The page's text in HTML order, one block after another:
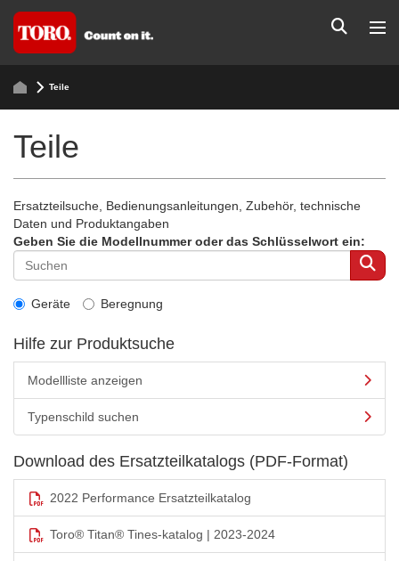
Teile
Teile
Ersatzteilsuche, Bedienungsanleitungen, Zubehör, technische
Daten und Produktangaben
Geben Sie die Modellnummer oder das Schlüsselwort ein:
Geräte Beregnung
Hilfe zur Produktsuche
Modellliste anzeigen
Typenschild suchen
Download des Ersatzteilkatalogs (PDF-Format)
2022 Performance Ersatzteilkatalog
Toro® Titan® Tines-katalog | 2023-2024